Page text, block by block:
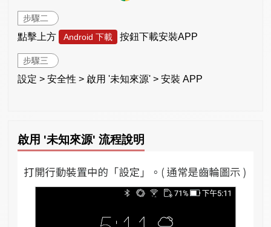
步驟二
點擊上方 Android 下載 按鈕下載安裝APP
步驟三
設定 > 安全性 > 啟用 '未知來源' > 安裝 APP
啟用 '未知來源' 流程說明